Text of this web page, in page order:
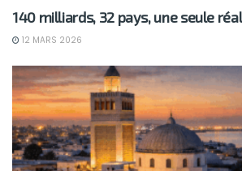
140 milliards, 32 pays, une seule
12 MARS 2026